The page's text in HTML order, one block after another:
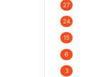
27
24
15
6
3